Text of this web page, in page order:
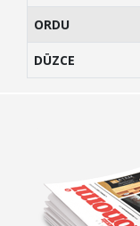
ORDU
DÜZCE